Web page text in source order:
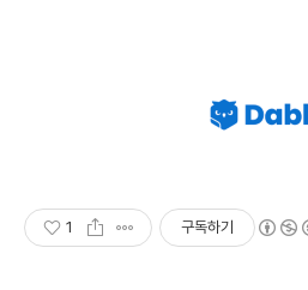
1 구독하기